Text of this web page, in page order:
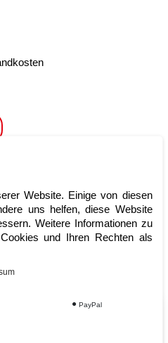
Website. Einige von diesen
uns helfen, diese Website
Weitere Informationen zu
und Ihren Rechten als
PayPal